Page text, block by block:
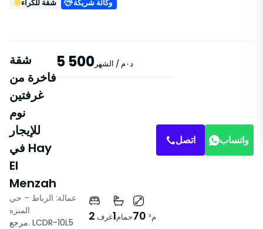
شقة للكراء وكالة شريكة
شقة
فاخرة من
غرفتين
نوم
للإيجار
في Hay
El
Menzah
5 500 د٠م / الشهر
عمالة: الرباط – حي
المنزه
مرجع. LCDR-10L5
2 غرف1حمام70 م²
اتصل واتساب
خصائص